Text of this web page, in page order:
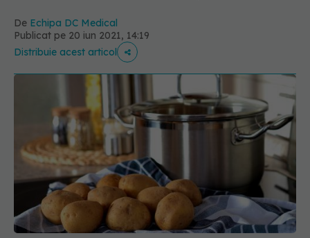
De Echipa DC Medical
Publicat pe 20 iun 2021, 14:19
Distribuie acest articol